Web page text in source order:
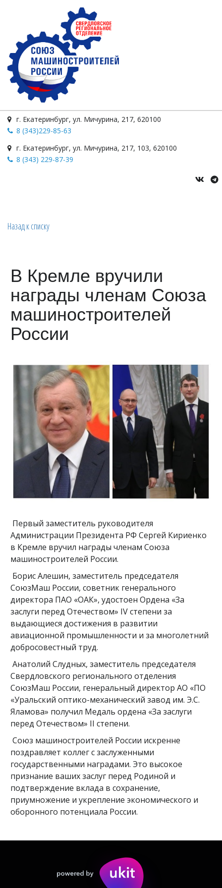
г. Екатеринбург, ул. Мичурина, 217, 620100
8 (343)229-85-63
г. Екатеринбург, ул. Мичурина, 217, 103, 620100
8 (343) 229-87-39
Назад к списку
В Кремле вручили
награды членам Союза
машиностроителей
России
Первый заместитель руководителя
Администрации Президента РФ Сергей Кириенко
в Кремле вручил награды членам Союза
машиностроителей России.
Борис Алешин, заместитель председателя
СоюзМаш России, советник генерального
директора ПАО «ОАК», удостоен Ордена «За
заслуги перед Отечеством» IV степени за
выдающиеся достижения в развитии
авиационной промышленности и за многолетний
добросовестный труд.
Анатолий Слудных, заместитель председателя
Свердловского регионального отделения
СоюзМаш России, генеральный директор АО «ПО
«Уральский оптико-механический завод им. Э.С.
Яламова» получил Медаль ордена «За заслуги
перед Отечеством» II степени.
Союз машиностроителей России искренне
поздравляет коллег с заслуженными
государственными наградами. Это высокое
признание ваших заслуг перед Родиной и
подтверждение вклада в сохранение,
приумножение и укрепление экономического и
оборонного потенциала России.